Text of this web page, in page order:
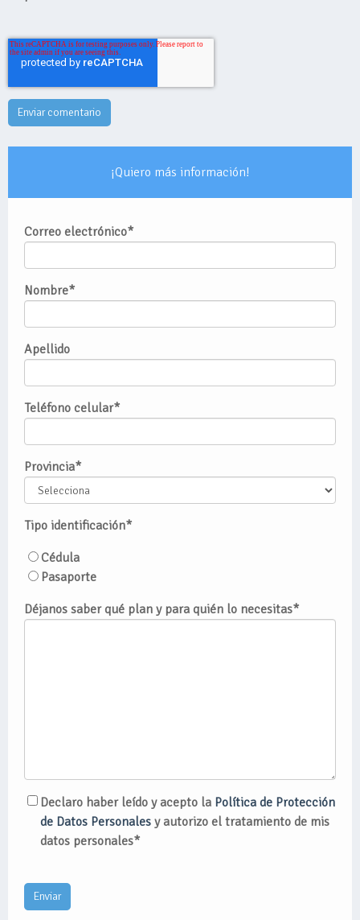
¡Quiero más información!
Correo electrónico*
Nombre*
Apellido
Teléfono celular*
Provincia*
Tipo identificación*
Cédula
Pasaporte
Déjanos saber qué plan y para quién lo necesitas*
Declaro haber leído y acepto la Política de Protección
de Datos Personales y autorizo el tratamiento de mis
datos personales*